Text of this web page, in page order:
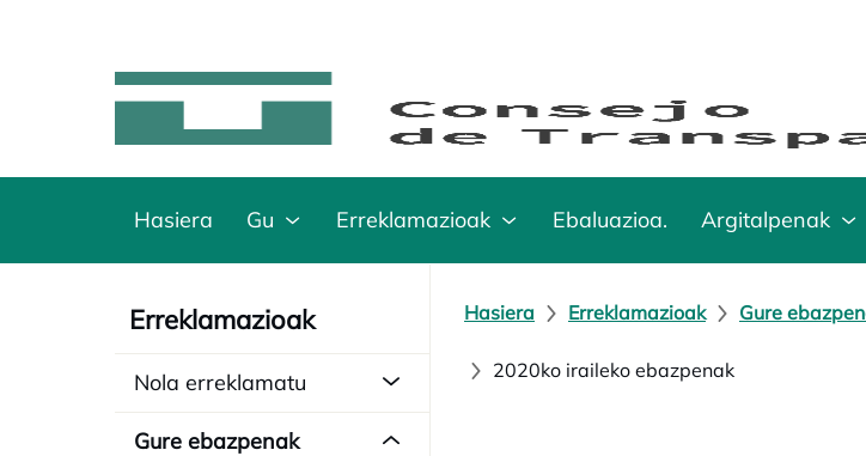
Hasiera Gu Erreklamazioak Ebaluazioa. Argitalpenak
Erreklamazioak
Nola erreklamatu
Gure ebazpenak
Hasiera Erreklamazioak Gure
2020ko iraileko ebazpenak